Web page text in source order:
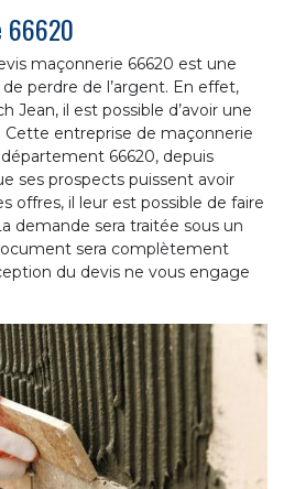
66620
maçonnerie 66620 est une
perdre de l’argent. En effet,
Jean, il est possible d’avoir une
Cette entreprise de maçonnerie
66620, depuis
ses prospects puissent avoir
offres, il leur est possible de faire
demande sera traitée sous un
sera complètement
du devis ne vous engage